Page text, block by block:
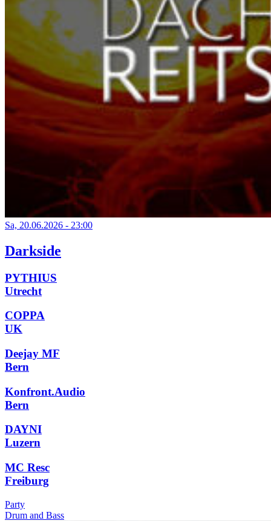
Sa, 20.06.2026 - 23:00
Darkside
PYTHIUS
Utrecht
COPPA
UK
Deejay MF
Bern
Konfront.Audio
Bern
DAYNI
Luzern
MC Resc
Freiburg
Party
Drum and Bass